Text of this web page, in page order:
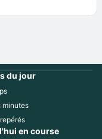
du jour
minutes
en course